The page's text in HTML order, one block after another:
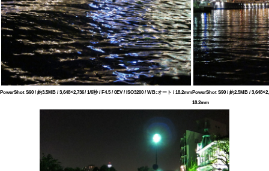
PowerShot S90 / 約3.5MB / 3,648×2,736 / 1/6秒 / F4.5 / 0EV / ISO3200 / WB:オート / 18.2mmPowerShot S90 / 約2.5MB /
18.2mm